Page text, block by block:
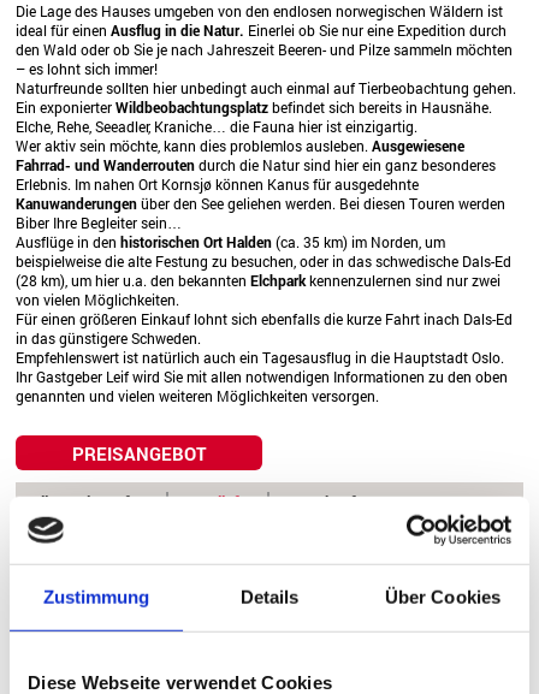
Zustimmung Details Über Cookies
Diese Webseite verwendet Cookies
Die Lage des Hauses umgeben von den endlosen norwegischen Wäldern ist
ideal für einenAusflug in die Natur. Einerlei ob Sie nur eine Expedition durch
den Wald oder ob Sie je nach Jahreszeit Beeren- und Pilze sammeln möchten
– es lohnt sich immer!
Naturfreunde sollten hier unbedingt auch einmal auf Tierbeobachtung gehen.
Ein exponierterWildbeobachtungsplatzbefindet sich bereits in Hausnähe.
Elche, Rehe, Seeadler, Kraniche… die Fauna hier ist einzigartig.
Wer aktiv sein möchte, kann dies problemlos ausleben.Ausgewiesene
Fahrrad- und Wanderroutendurch die Natur sind hier ein ganz besonderes
Erlebnis. Im nahen Ort Kornsjø können Kanus für ausgedehnte
Kanuwanderungenüber den See geliehen werden. Bei diesen Touren werden
Biber Ihre Begleiter sein…
Ausflüge in denhistorischen Ort Halden(ca. 35 km) im Norden, um
beispielweise die alte Festung zu besuchen, oder in das schwedische Dals-Ed
(28 km), um hier u.a. den bekanntenElchparkkennenzulernen sind nur zwei
von vielen Möglichkeiten.
Für einen größeren Einkauf lohnt sich ebenfalls die kurze Fahrt inach Dals-Ed
in das günstigere Schweden.
Empfehlenswert ist natürlich auch ein Tagesausflug in die Hauptstadt Oslo.
Ihr Gastgeber Leif wird Sie mit allen notwendigen Informationen zu den oben
genannten und vielen weiteren Möglichkeiten versorgen.
PREISANGEBOT
Allgemeine Infos Angelinfo Unterkunft
Seekarte anzeigen